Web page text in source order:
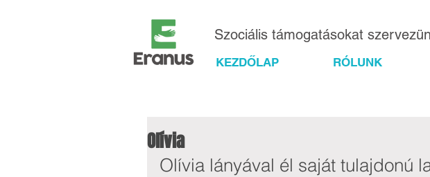
Szociális támogatásokat
KEZDŐLAP RÓLUNK
Olívia
Olívia lányával él saját tulajdonú